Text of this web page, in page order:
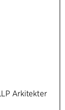
Arkitekter